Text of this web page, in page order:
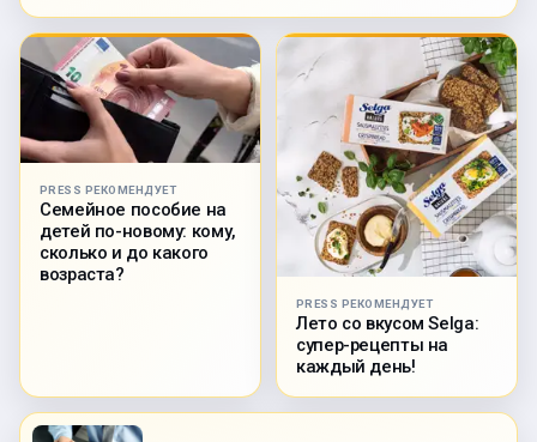
PRESS РЕКОМЕНДУЕТ
Семейное пособие на
детей по-новому: кому,
сколько и до какого
возраста?
PRESS РЕКОМЕНДУЕТ
Лето со вкусом Selga:
супер-рецепты на
каждый день!